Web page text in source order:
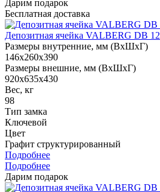
Дарим подарок
Бесплатная доставка
Депозитная ячейка VALBERG DB 12
Размеры внутренние, мм (ВхШхГ)
146x260x390
Размеры внешние, мм (ВхШхГ)
920x635x430
Вес, кг
98
Тип замка
Ключевой
Цвет
Графит структурированный
Подробнее
Подробнее
Дарим подарок